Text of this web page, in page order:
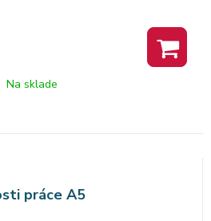
Na sklade
práce A5